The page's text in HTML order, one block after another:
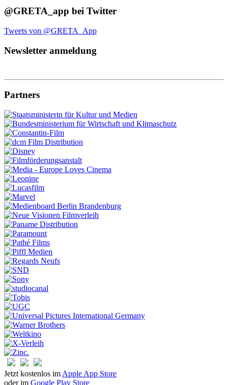
@GRETA_app bei Twitter
Tweets von @GRETA_App
Newsletter anmeldung
Partners
Jetzt kostenlos im Apple App Store
oder im Google Play Store